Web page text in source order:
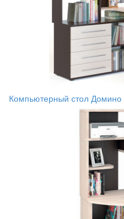
Компьютерный стол